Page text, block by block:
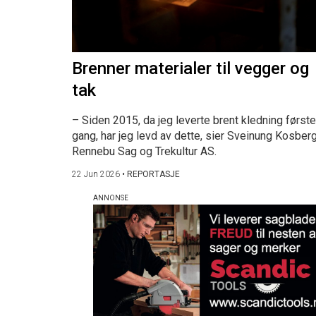
Brenner materialer til vegger og
tak
– Siden 2015, da jeg leverte brent kledning første
gang, har jeg levd av dette, sier Sveinung
Rennebu Sag og Trekultur AS.
22 Jun 2026 • REPORTASJE